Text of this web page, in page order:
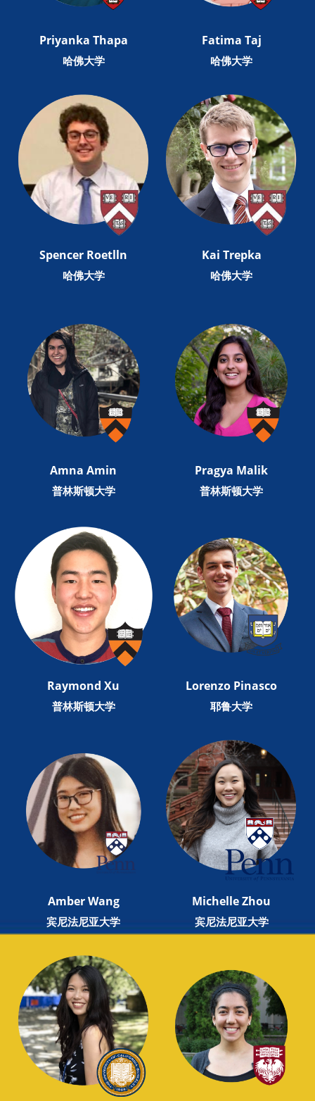
Priyanka Thapa
哈佛大学
Fatima Taj
哈佛大学
Spencer Roetlln
哈佛大学
Kai Trepka
哈佛大学
Amna Amin
普林斯顿大学
Pragya Malik
普林斯顿大学
Raymond Xu
普林斯顿大学
Lorenzo Pinasco
耶鲁大学
Amber Wang
宾尼法尼亚大学
Michelle Zhou
宾尼法尼亚大学